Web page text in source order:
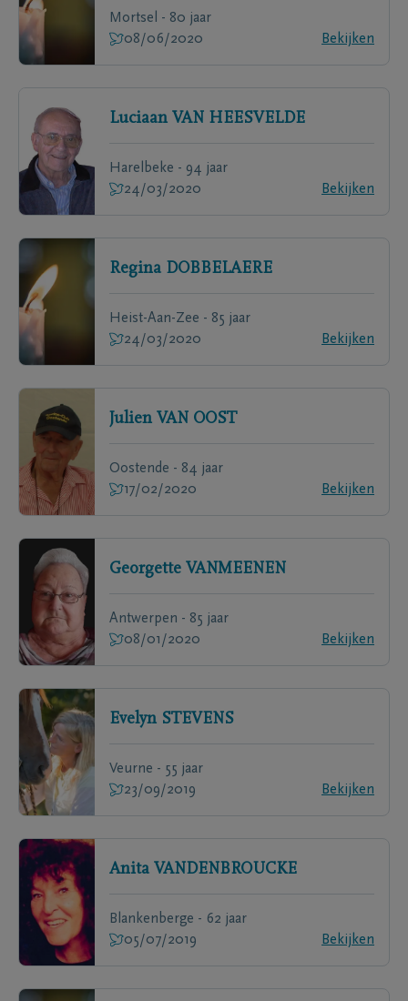
Mortsel - 80 jaar
08/06/2020
Bekijken
Luciaan VAN HEESVELDE
Harelbeke - 94 jaar
24/03/2020
Bekijken
Regina DOBBELAERE
Heist-Aan-Zee - 85 jaar
24/03/2020
Bekijken
Julien VAN OOST
Oostende - 84 jaar
17/02/2020
Bekijken
Georgette VANMEENEN
Antwerpen - 85 jaar
08/01/2020
Bekijken
Evelyn STEVENS
Veurne - 55 jaar
23/09/2019
Bekijken
Anita VANDENBROUCKE
Blankenberge - 62 jaar
05/07/2019
Bekijken